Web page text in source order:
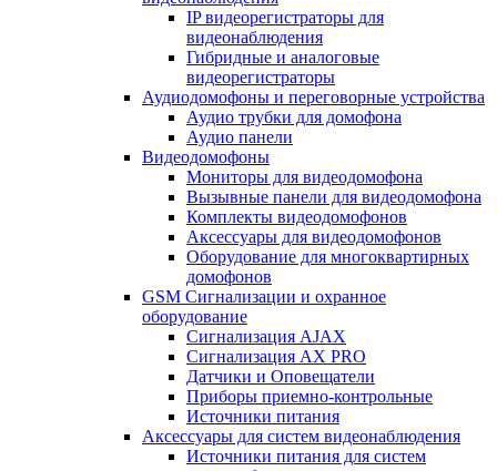
IP видеорегистраторы для
видеонаблюдения
Гибридные и аналоговые
видеорегистраторы
Аудиодомофоны и переговорные устройства
Аудио трубки для домофона
Аудио панели
Видеодомофоны
Мониторы для видеодомофона
Вызывные панели для видеодомофона
Комплекты видеодомофонов
Аксессуары для видеодомофонов
Оборудование для многоквартирных
домофонов
GSM Сигнализации и охранное
оборудование
Сигнализация AJAX
Сигнализация AX PRO
Датчики и Оповещатели
Приборы приемно-контрольные
Источники питания
Аксессуары для систем видеонаблюдения
Источники питания для систем